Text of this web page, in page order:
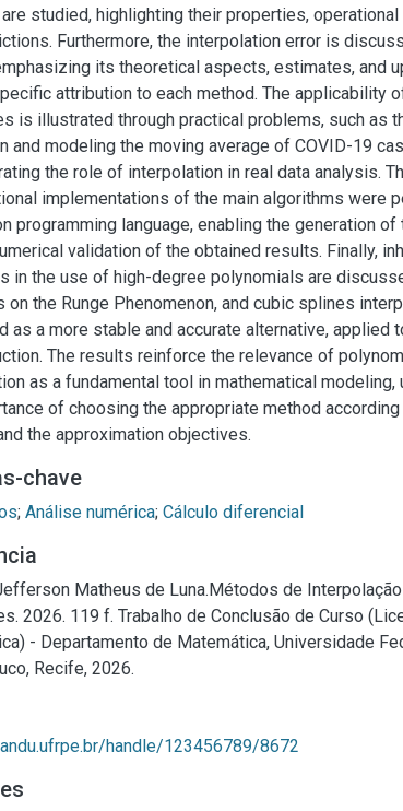
studied, highlighting their properties, operational
Furthermore, the interpolation error is
its theoretical aspects, estimates, and
attribution to each method. The applicability
is illustrated through practical problems, such as
and modeling the moving average of COVID-19
the role of interpolation in real data analysis.
implementations of the main algorithms were
programming language, enabling the generation of
validation of the obtained results. Finally,
in the use of high-degree polynomials are
on the Runge Phenomenon, and cubic splines
as a more stable and accurate alternative, applied
The results reinforce the relevance of
as a fundamental tool in mathematical modeling,
of choosing the appropriate method
the approximation objectives.
chave
; Análise numérica; Cálculo diferencial
Matheus de Luna.Métodos de
2026. 119 f. Trabalho de Conclusão de Curso
- Departamento de Matemática, Universidade
Recife, 2026.
handle/123456789/8672